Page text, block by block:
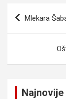
Kretanje
Mlekara
Najnovije